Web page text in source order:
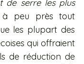
de serre les plus
peu près tout
les plupart des
qui offraient
de réduction de